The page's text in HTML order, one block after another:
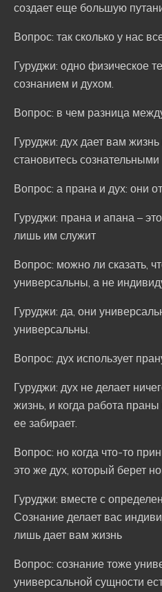
создает еще большую
Вопрос: так сколько у нас
Гуруджи: одно физическое
сознанием и духом.
Вопрос: в чем разница
Гуруджи: дух дает вам
становитесь сознательными
Вопрос: а прана и дух: они
Гуруджи: прана и апана –
лишь им служит
Вопрос: можно ли сказать,
универсальны, а не
Гуруджи: да, они
универсальны.
Вопрос: дух использует
Гуруджи: дух не делает
жизнь, и когда работа
ее забирает.
Вопрос: но когда что-то
это же дух, который берет
Гуруджи: вместе с
Сознание делает вас
лишь дает вам жизнь
Вопрос: сознание тоже
универсальной сущности